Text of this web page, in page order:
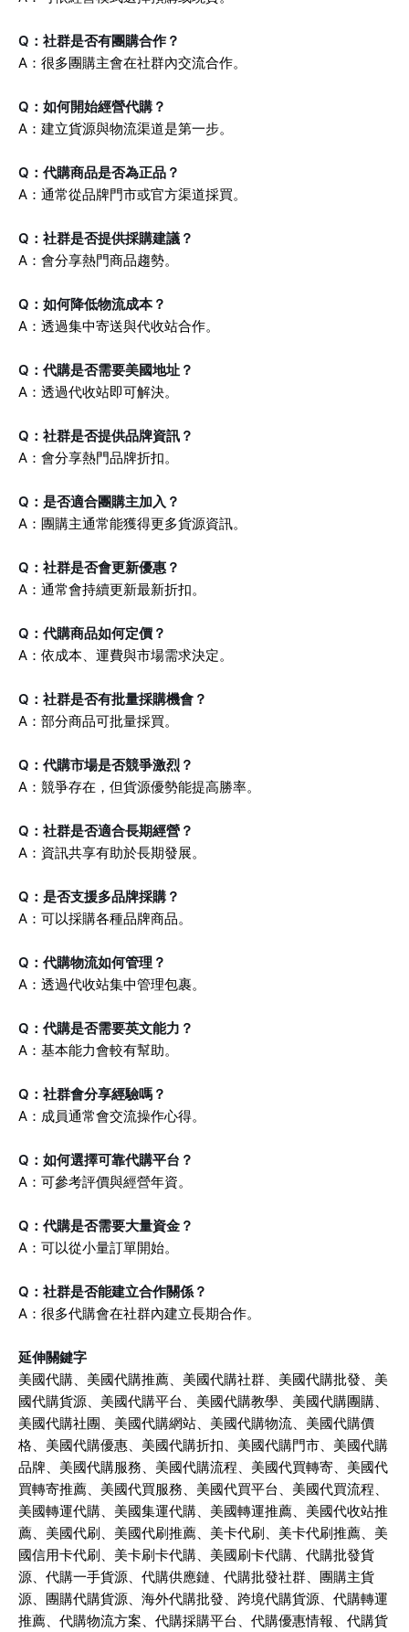
Q：社群是否有團購合作？
A：很多團購主會在社群內交流合作。
Q：如何開始經營代購？
A：建立貨源與物流渠道是第一步。
Q：代購商品是否為正品？
A：通常從品牌門市或官方渠道採買。
Q：社群是否提供採購建議？
A：會分享熱門商品趨勢。
Q：如何降低物流成本？
A：透過集中寄送與代收站合作。
Q：代購是否需要美國地址？
A：透過代收站即可解決。
Q：社群是否提供品牌資訊？
A：會分享熱門品牌折扣。
Q：是否適合團購主加入？
A：團購主通常能獲得更多貨源資訊。
Q：社群是否會更新優惠？
A：通常會持續更新最新折扣。
Q：代購商品如何定價？
A：依成本、運費與市場需求決定。
Q：社群是否有批量採購機會？
A：部分商品可批量採買。
Q：代購市場是否競爭激烈？
A：競爭存在，但貨源優勢能提高勝率。
Q：社群是否適合長期經營？
A：資訊共享有助於長期發展。
Q：是否支援多品牌採購？
A：可以採購各種品牌商品。
Q：代購物流如何管理？
A：透過代收站集中管理包裹。
Q：代購是否需要英文能力？
A：基本能力會較有幫助。
Q：社群會分享經驗嗎？
A：成員通常會交流操作心得。
Q：如何選擇可靠代購平台？
A：可參考評價與經營年資。
Q：代購是否需要大量資金？
A：可以從小量訂單開始。
Q：社群是否能建立合作關係？
A：很多代購會在社群內建立長期合作。
延伸關鍵字
美國代購、美國代購推薦、美國代購社群、美國代購批發、美
國代購貨源、美國代購平台、美國代購教學、美國代購團購、
美國代購社團、美國代購網站、美國代購物流、美國代購價
格、美國代購優惠、美國代購折扣、美國代購門市、美國代購
品牌、美國代購服務、美國代購流程、美國代買轉寄、美國代
買轉寄推薦、美國代買服務、美國代買平台、美國代買流程、
美國轉運代購、美國集運代購、美國轉運推薦、美國代收站推
薦、美國代刷、美國代刷推薦、美卡代刷、美卡代刷推薦、美
國信用卡代刷、美卡刷卡代購、美國刷卡代購、代購批發貨
源、代購一手貨源、代購供應鏈、代購批發社群、團購主貨
源、團購代購貨源、海外代購批發、跨境代購貨源、代購轉運
推薦、代購物流方案、代購採購平台、代購優惠情報、代購貨